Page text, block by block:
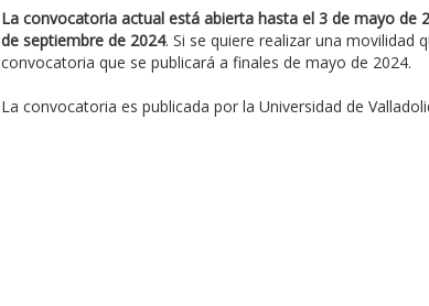
La convocatoria actual está abierta hasta el 3 de mayo
de septiembre de 2024. Si se quiere realizar una movilidad
convocatoria que se publicará a finales de mayo de 2024.
La convocatoria es publicada por la Universidad de